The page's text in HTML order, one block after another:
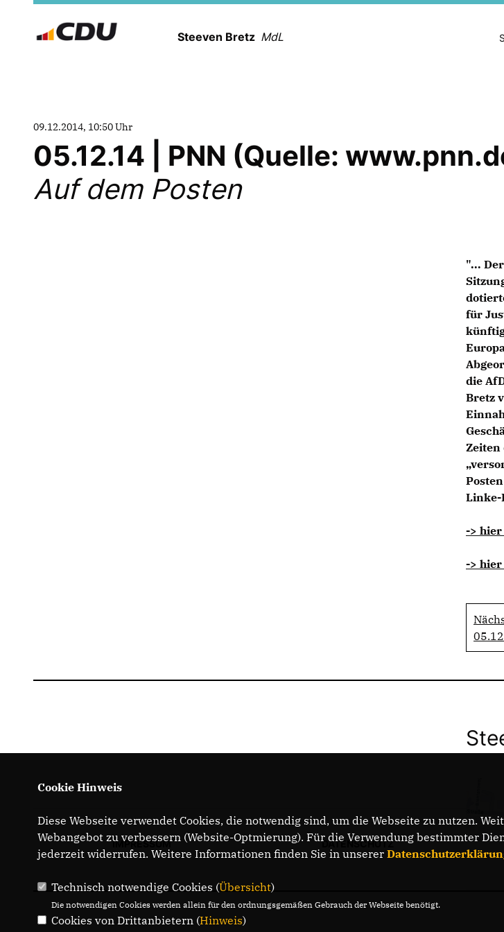
Steeven Bretz MdL
09.12.2014, 10:50 Uhr
05.12.14 | PNN (Quelle:
Auf dem Posten
"...
für
die
Bretz
Zeiten
Linke-
->
->
IMPRESSUM DATENSCHUTZ
Cookie Hinweis
Diese Webseite verwendet Cookies, die notwendig sind, um die Webseite zu nutzen.
Webangebot zu verbessern (Website-Optmierung). Für die Verwendung bestimmter
jederzeit widerrufen. Weitere Informationen finden Sie in unserer
Technisch notwendige Cookies (Übersicht)
Die notwendigen Cookies werden allein für den ordnungsgemäßen Gebrauch der Webseite benötigt.
Cookies von Drittanbietern (Hinweis)